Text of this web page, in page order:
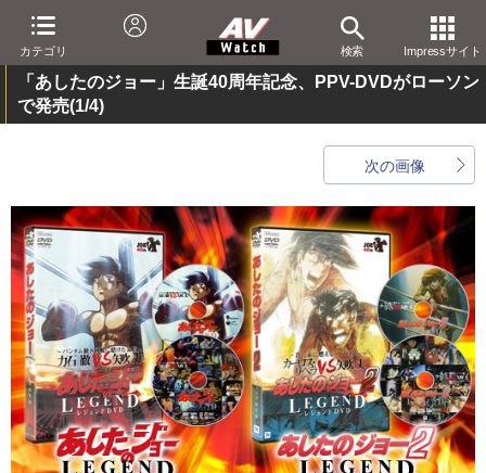
カテゴリ 検索 Impressサイト
「あしたのジョー」生誕40周年記念、PPV-DVDがローソン
で発売(1/4)
次の画像